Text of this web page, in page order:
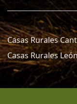
Casas Rurales
Casas Rurales León